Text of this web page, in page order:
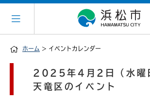
ホーム > イベントカレンダー
2025年4月2日（水曜
天竜区のイベント